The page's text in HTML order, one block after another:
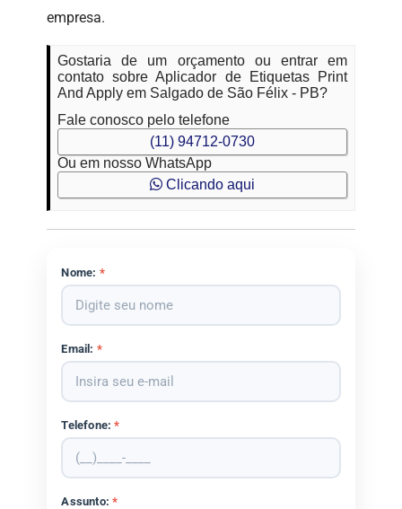
empresa.
Gostaria de um orçamento ou entrar em
contato sobre Aplicador de Etiquetas Print
And Apply em Salgado de São Félix - PB?
Fale conosco pelo telefone
(11) 94712-0730
Ou em nosso WhatsApp
Clicando aqui
Nome: *
Email: *
Telefone:*
Assunto:*